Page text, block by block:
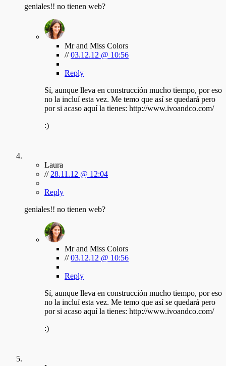
geniales!! no tienen web?
Mr and Miss Colors
//03.12.12 @ 10:56
Reply
Sí, aunque lleva en construcción mucho tiempo, por eso
no la incluí esta vez. Me temo que así se quedará pero
por si acaso aquí la tienes: http://www.ivoandco.com/
:)
Laura
// 28.11.12 @ 12:04
Reply
geniales!! no tienen web?
Mr and Miss Colors
//03.12.12 @ 10:56
Reply
Sí, aunque lleva en construcción mucho tiempo, por eso
no la incluí esta vez. Me temo que así se quedará pero
por si acaso aquí la tienes: http://www.ivoandco.com/
:)